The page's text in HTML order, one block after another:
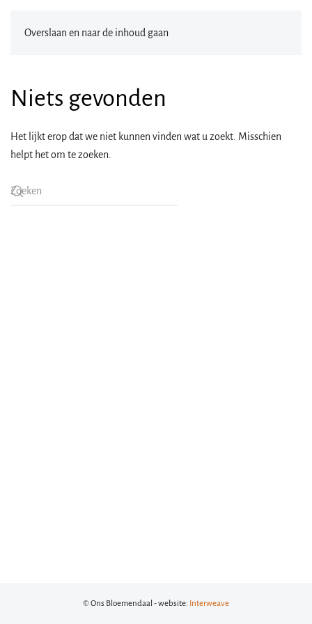
Overslaan en naar de inhoud gaan
Niets gevonden
Het lijkt erop dat we niet kunnen vinden wat u zoekt. Misschien
helpt het om te zoeken.
© Ons Bloemendaal - website: Interweave